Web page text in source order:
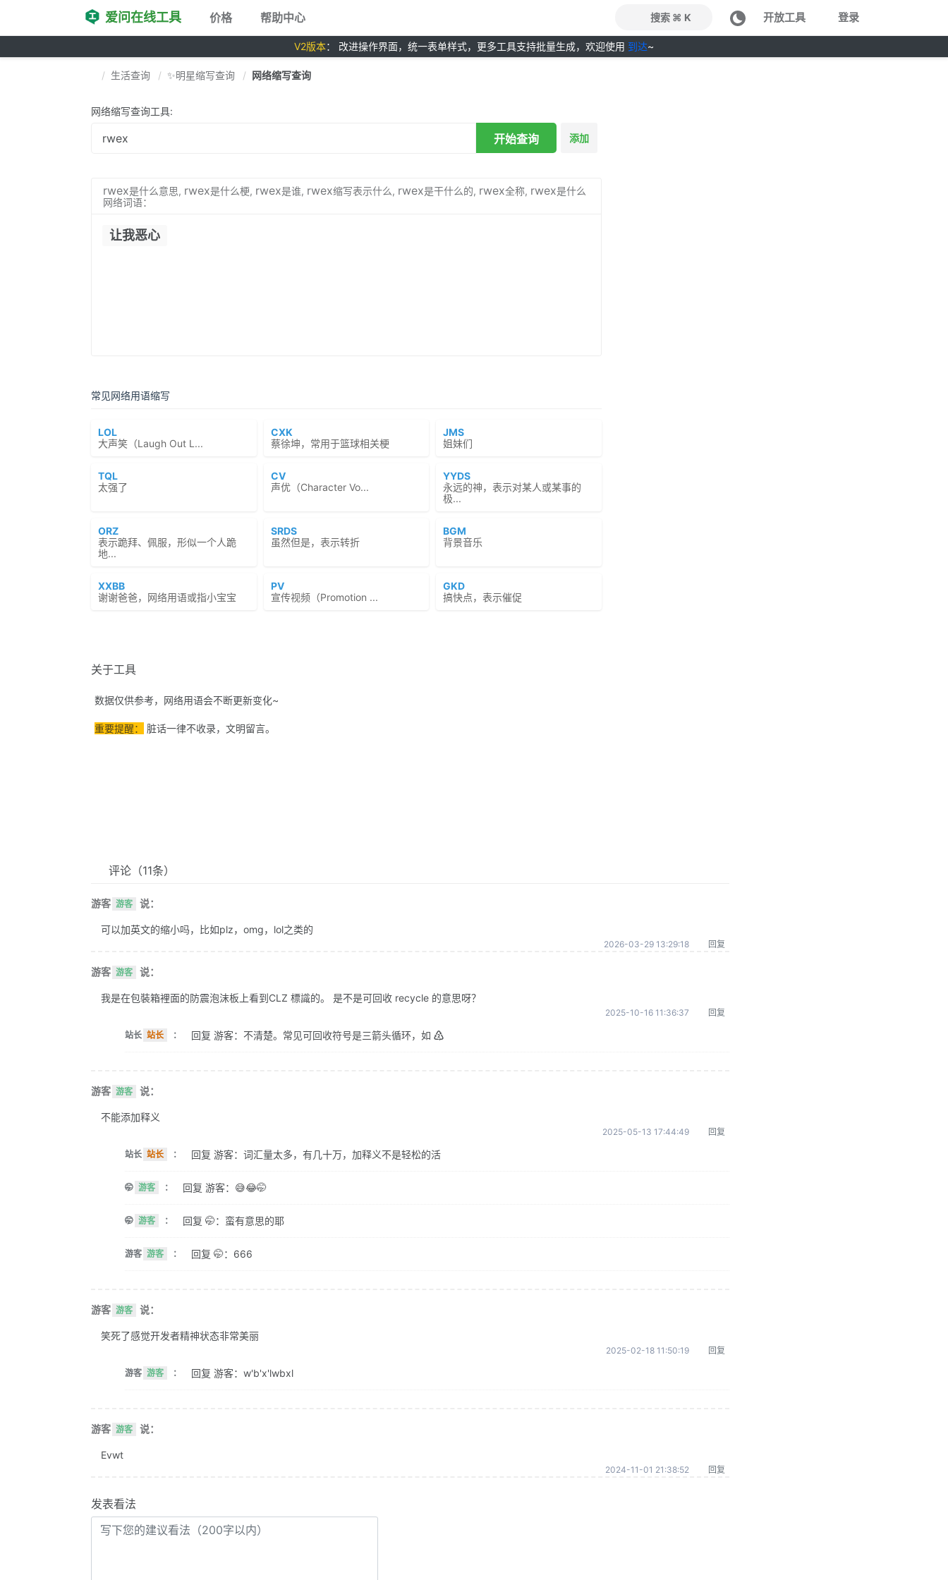
爱问在线工具 价格 帮助中心 搜索 ⌘ K 开放工具 登录
V2版本： 改进操作界面，统一表单样式，更多工具支持批量生成，欢迎使用 到达~
生活查询 ✨明星缩写查询 网络缩写查询
网络缩写查询工具:
开始查询 添加
rwex是什么意思, rwex是什么梗, rwex是谁, rwex缩写表示什么, rwex是干什么的, rwex全称, rwex是什么
网络词语：
让我恶心
常见网络用语缩写
LOL
大声笑（Laugh Out L...
CXK
蔡徐坤，常用于篮球相关梗
JMS
姐妹们
TQL
太强了
CV
声优（Character Vo...
YYDS
永远的神，表示对某人或某事的
极...
ORZ
表示跪拜、佩服，形似一个人跪
地...
SRDS
虽然但是，表示转折
BGM
背景音乐
XXBB
谢谢爸爸，网络用语或指小宝宝
PV
宣传视频（Promotion ...
GKD
搞快点，表示催促
关于工具
数据仅供参考，网络用语会不断更新变化~
重要提醒： 脏话一律不收录，文明留言。
评论 （11条）
游客 游客 说：
可以加英文的缩小吗，比如plz，omg，lol之类的
2026-03-29 13:29:18 回复
游客 游客 说：
我是在包裝箱裡面的防震泡沫板上看到CLZ 標識的。 是不是可回收 recycle 的意思呀？
2025-10-16 11:36:37 回复
站长 站长 ： 回复 游客：不清楚。常见可回收符号是三箭头循环，如 ♴
游客 游客 说：
不能添加释义
2025-05-13 17:44:49 回复
站长 站长 ： 回复 游客：词汇量太多，有几十万，加释义不是轻松的活
🤭 游客 ： 回复 游客：😅😂🤭
🤭 游客 ： 回复 🤭：蛮有意思的耶
游客 游客 ： 回复 🤭：666
游客 游客 说：
笑死了感觉开发者精神状态非常美丽
2025-02-18 11:50:19 回复
游客 游客 ： 回复 游客：w'b'x'lwbxl
游客 游客 说：
Evwt
2024-11-01 21:38:52 回复
发表看法